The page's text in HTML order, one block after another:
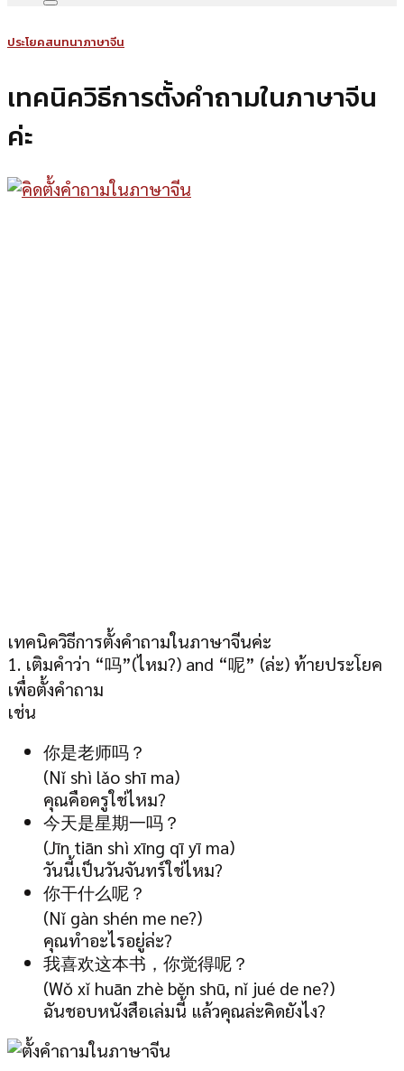
ประโยคสนทนาภาษาจีน
เทคนิควิธีการตั้งคำถามในภาษาจีน
ค่ะ
เทคนิควิธีการตั้งคำถามในภาษาจีนค่ะ
1. เติมคำว่า “吗”(ไหม?) and “呢” (ล่ะ) ท้ายประโยค
เพื่อตั้งคำถาม
เช่น
你是老师吗？
(Nǐ shì lǎo shī ma)
คุณคือครูใช่ไหม?
今天是星期一吗？
(Jīn tiān shì xīng qī yī ma)
วันนี้เป็นวันจันทร์ใช่ไหม?
你干什么呢？
(Nǐ gàn shén me ne?)
คุณทำอะไรอยู่ล่ะ?
我喜欢这本书，你觉得呢？
(Wǒ xǐ huān zhè běn shū, nǐ jué de ne?)
ฉันชอบหนังสือเล่มนี้ แล้วคุณล่ะคิดยังไง?